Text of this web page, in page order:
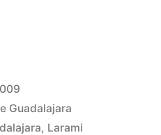
Guadalajara
, Larami